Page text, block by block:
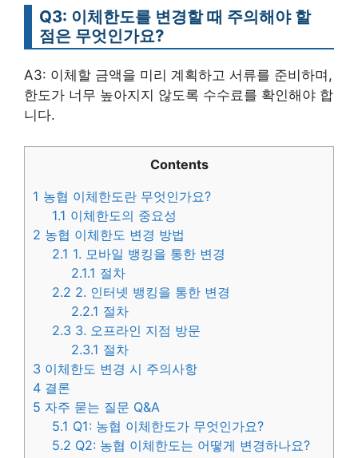
Q3: 이체한도를 변경할 때 주의해야 할
점은 무엇인가요?
A3: 이체할 금액을 미리 계획하고 서류를 준비하며,
한도가 너무 높아지지 않도록 수수료를 확인해야 합
니다.
Contents
1 농협 이체한도란 무엇인가요?
1.1 이체한도의 중요성
2 농협 이체한도 변경 방법
2.1 1. 모바일 뱅킹을 통한 변경
2.1.1 절차
2.2 2. 인터넷 뱅킹을 통한 변경
2.2.1 절차
2.3 3. 오프라인 지점 방문
2.3.1 절차
3 이체한도 변경 시 주의사항
4 결론
5 자주 묻는 질문 Q&A
5.1 Q1: 농협 이체한도가 무엇인가요?
5.2 Q2: 농협 이체한도는 어떻게 변경하나요?